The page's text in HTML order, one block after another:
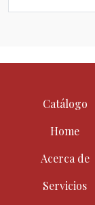
Catálogo
Home
Acerca de
Servicios